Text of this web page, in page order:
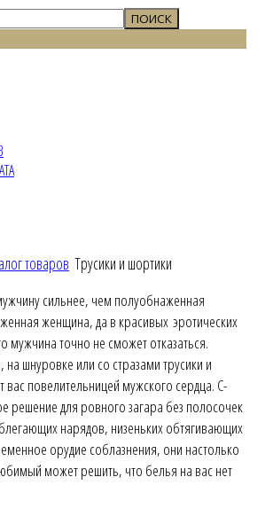
товаров Трусики и шортики
сильнее, чем полуобнаженная
женщина, да в красивых эротических
мужчина точно не сможет отказаться.
шнуровке или со стразами трусики и
вас повелительницей мужского сердца. С-
решение для ровного загара без полосочек
нарядов, низеньких обтягивающих
орудие соблазнения, они настолько
может решить, что белья на вас нет